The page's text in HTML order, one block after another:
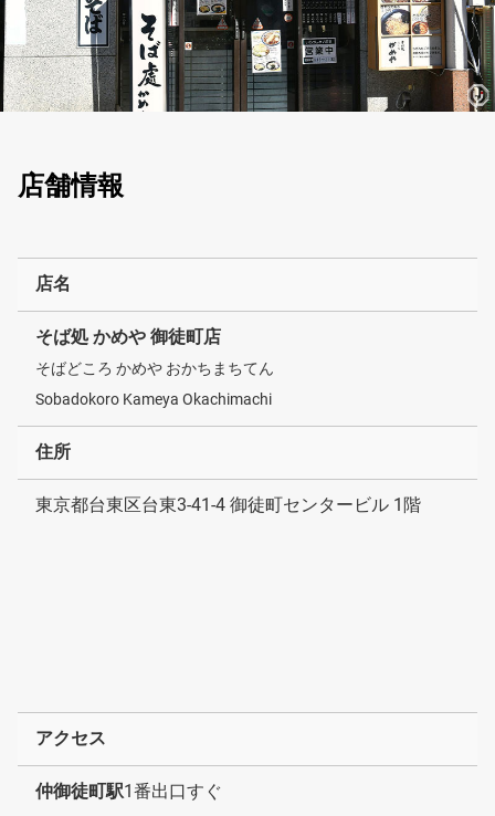
店舗情報
店名
そば処 かめや 御徒町店
そばどころ かめや おかちまちてん
Sobadokoro Kameya Okachimachi
住所
東京都台東区台東3-41-4 御徒町センタービル 1階
アクセス
仲御徒町駅1番出口すぐ